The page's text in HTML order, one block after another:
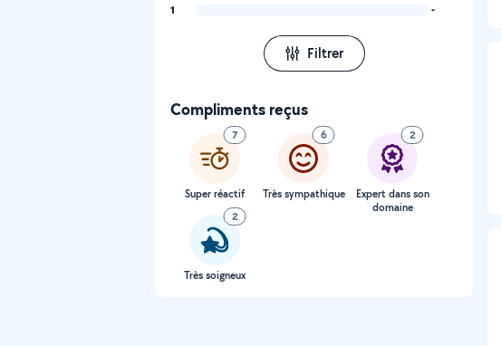
1
-
Filtrer
Compliments reçus
7
Super réactif
6
Très sympathique
2
Expert dans son
domaine
2
Très soigneux